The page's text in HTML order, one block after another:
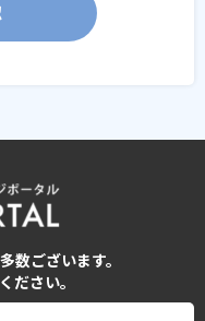
数ございます。
ださい。